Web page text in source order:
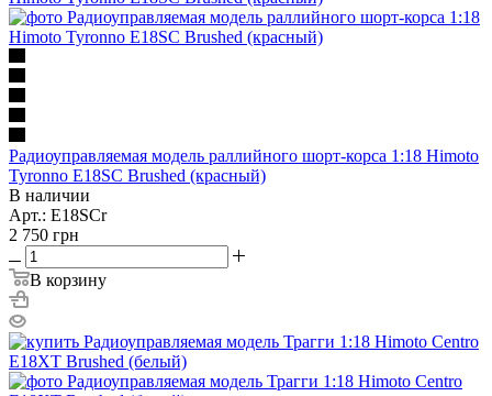
Радиоуправляемая модель раллийного шорт-корса 1:18 Himoto
Tyronno E18SC Brushed (красный)
В наличии
Арт.: E18SCr
2 750 грн
В корзину